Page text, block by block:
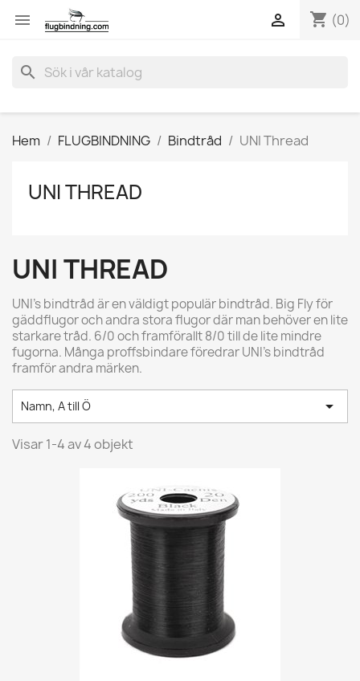
 shopping_cart (0)

search
Hem FLUGBINDNING Bindtråd UNI Thread
UNI THREAD
UNI THREAD
UNI's bindtråd är en väldigt populär bindtråd. Big Fly för
gäddflugor och andra stora flugor där man behöver en lite
starkare tråd. 6/0 och framförallt 8/0 till de lite mindre
fugorna. Många proffsbindare föredrar UNI's bindtråd
framför andra märken.
Namn, A till Ö 
Visar 1-4 av 4 objekt